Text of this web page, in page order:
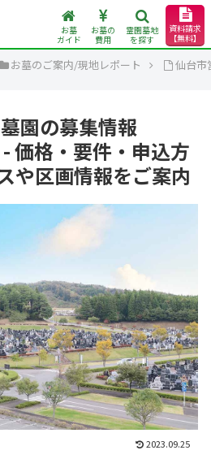
お墓
ガイド
お墓の
費用
霊園墓地
を探す
資料請求
【無料】
お墓のご案内/現地レポート 仙台市
園の募集情報
- 価格・要件・申込方
や区画情報をご案内
2023.09.25